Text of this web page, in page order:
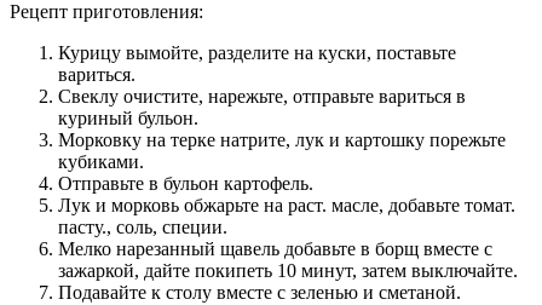
Рецепт приготовления:
Курицу вымойте, разделите на куски, поставьте
вариться.
Свеклу очистите, нарежьте, отправьте вариться в
куриный бульон.
Морковку на терке натрите, лук и картошку порежьте
кубиками.
Отправьте в бульон картофель.
Лук и морковь обжарьте на раст. масле, добавьте томат.
пасту., соль, специи.
Мелко нарезанный щавель добавьте в борщ вместе с
зажаркой, дайте покипеть 10 минут, затем выключайте.
Подавайте к столу вместе с зеленью и сметаной.